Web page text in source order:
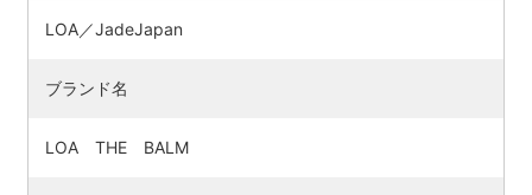
LOA／JadeJapan
ブランド名
LOA THE BALM